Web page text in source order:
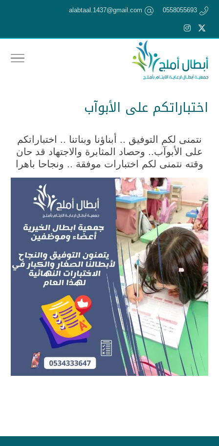
0558055693
alabtaal.1437@gmail.com
اختباراتكم على الأبوآب
نتمنى لكم التوفيق .. أبناؤنا وبناتنا .. اختباراتكم
على الأبوآب.. وحصاد المثابرة والاجتهاد قد حان
وقته نتمنى لكم اختبارات موفقة .. ونجاحا باهرا